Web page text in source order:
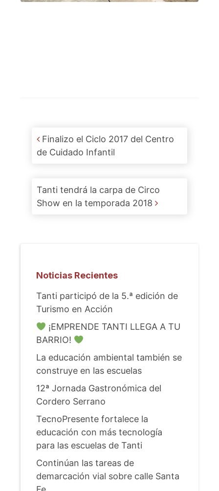
Post navigation
Finalizo el Ciclo 2017 del Centro
de Cuidado Infantil
Tanti tendrá la carpa de Circo
Show en la temporada 2018
Noticias Recientes
Tanti participó de la 5.ª edición de
Turismo en Acción
¡EMPRENDE TANTI LLEGA A TU
BARRIO!
La educación ambiental también se
construye en las escuelas
12ª Jornada Gastronómica del
Cordero Serrano
TecnoPresente fortalece la
educación con más tecnología
para las escuelas de Tanti
Continúan las tareas de
demarcación vial sobre calle Santa